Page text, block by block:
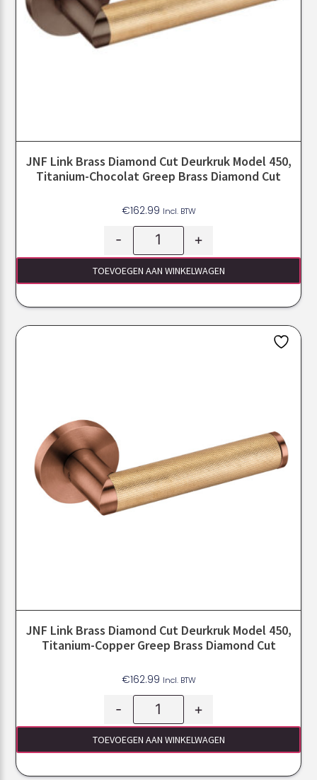
JNF Link Brass Diamond Cut Deurkruk Model 450,
Titanium-Chocolat Greep Brass Diamond Cut
€162.99 Incl. BTW
- +
TOEVOEGEN AAN WINKELWAGEN
JNF Link Brass Diamond Cut Deurkruk Model 450,
Titanium-Copper Greep Brass Diamond Cut
€162.99 Incl. BTW
- +
TOEVOEGEN AAN WINKELWAGEN